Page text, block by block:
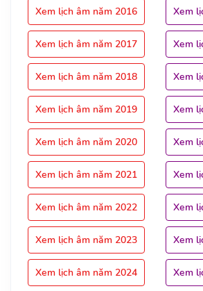
Xem lịch âm năm 2016
Xem lịch âm năm 2017
Xem lịch âm năm 2018
Xem lịch âm năm 2019
Xem lịch âm năm 2020
Xem lịch âm năm 2021
Xem lịch âm năm 2022
Xem lịch âm năm 2023
Xem lịch âm năm 2024
Xem
Xem
Xem
Xem
Xem
Xem
Xem
Xem
Xem